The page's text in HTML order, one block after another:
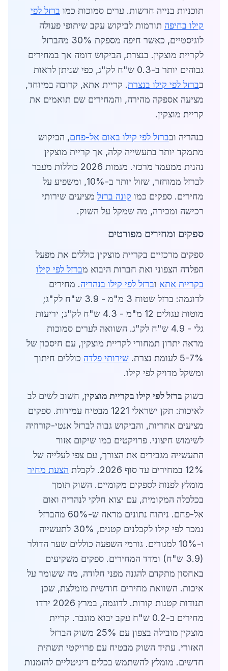
תוכניות בנייה חדשות. ערים סמוכות כמו ברזל לפי
קילו בחיפה תורמות לביקוש עקב שיתופי פעולה
לוגיסטיים, כאשר חיפה מספקת 30% מהברזל
לקריית מוצקין. בנצרת, הביקוש דומה אך במחירים
גבוהים יותר ב-0.3 ש"ח לק"ג, כפי שניתן לראות
בברזל לפי קילו בנצרת. קריית אתא, קרובה במיוחד,
מציעה אספקה מהירה, והמחירים שם תואמים את
קריית מוצקין.
בנהריה ובברזל לפי קילו באום אל-פחם, הביקוש
מתמקד יותר בתעשייה קלה, אך קריית מוצקין
נהנית ממעמד מרכזי. מגמות 2026 כוללות מעבר
לברזל ממוחזר, שזול יותר ב-10%, ומשפיע על
מחירים. ספקים כמו קונה ברזל מציעים שירותי
רכישה ומכירה, מה שמקל על השוק.
ספקים ומחירים מפורטים
ספקים מרכזיים בקריית מוצקין כוללים את מפעל
הפלדה הצפוני ואת חברות היבוא מברזל לפי קילו
בקריית אתא וברזל לפי קילו בנהריה. מחירים
לדוגמה: ברזל שטוח 3 מ"מ - 3.9 ש"ח לק"ג;
מוטות עגולים 12 מ"מ - 4.3 ש"ח לק"ג; יריעות
גלי - 4.9 ש"ח לק"ג. השוואה לערים סמוכות
מראה יתרון תמחורי לקריית מוצקין, עם חיסכון של
5-7% לעומת נצרת.
שירותי פלדה כוללים חיתוך
ומשקל מדויק לפי קילו.
בשוק ברזל לפי קילו בקריית מוצקין, חשוב לשים לב
לאיכות: תקן ישראלי 1221 מבטיח עמידות. ספקים
מציעים אחריות, והביקוש גבוה לברזל אנטי-קורוזיה
לשימוש חיצוני. פרויקטים כמו שיקום אזור
התעשייה מגבירים את הצורך, עם צפי לעלייה של
12% במחירים עד סוף 2026. לקבלת
הצעת מחיר
מומלץ לפנות לספקים מקומיים. השוק תומך
בכלכלה המקומית, עם יצוא חלקי לנהריה ואום
אל-פחם. ניתוח נתונים מראה ש-60% מהברזל
נמכר לפי קילו לקבלנים קטנים, 30% לתעשייה
ו-10% למגורים. גורמי השפעה כוללים שער הדולר
(3.9 ש"ח) ומדד המחירים. ספקים משקיעים
באחסון מתקדם להגנה מפני חלודה, מה ששומר על
איכות. השוואת מחירים חודשית מומלצת, שכן
תנודות קטנות קורות. לדוגמה, במרץ 2026 ירדו
מחירים ב-0.2 ש"ח עקב יבוא מוגבר. קריית
מוצקין מובילה בצפון עם 25% משוק הברזל
האזורי. עתיד השוק מבטיח עם פרויקטי תשתית
חדשים. מומלץ להשתמש בכלים דיגיטליים להזמנות